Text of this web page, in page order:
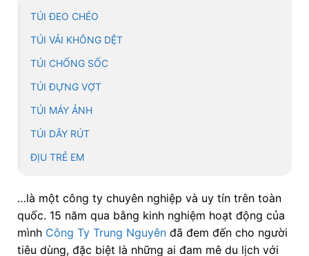
TÚI ĐEO CHÉO
TÚI VẢI KHÔNG DỆT
TÚI CHỐNG SỐC
TÚI ĐỰNG VỢT
TÚI MÁY ẢNH
TÚI DÂY RÚT
ĐỊU TRẺ EM
…là một công ty chuyên nghiệp và uy tín trên toàn
quốc. 15 năm qua bằng kinh nghiệm hoạt động của
mình Công Ty Trung Nguyênđã đem đến cho người
tiêu dùng, đặc biệt là những ai đam mê du lịch với